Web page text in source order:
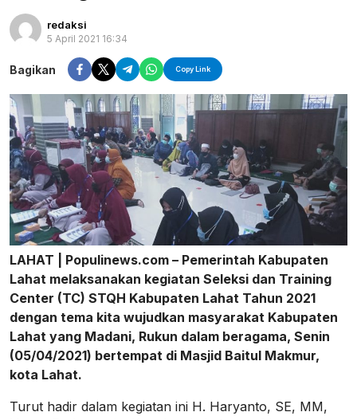
redaksi
5 April 2021 16:34
Bagikan Copy Link
LAHAT | Populinews.com – Pemerintah Kabupaten
Lahat melaksanakan kegiatan Seleksi dan Training
Center (TC) STQH Kabupaten Lahat Tahun 2021
dengan tema kita wujudkan masyarakat Kabupaten
Lahat yang Madani, Rukun dalam beragama, Senin
(05/04/2021) bertempat di Masjid Baitul Makmur,
kota Lahat.
Turut hadir dalam kegiatan ini H. Haryanto, SE, MM,